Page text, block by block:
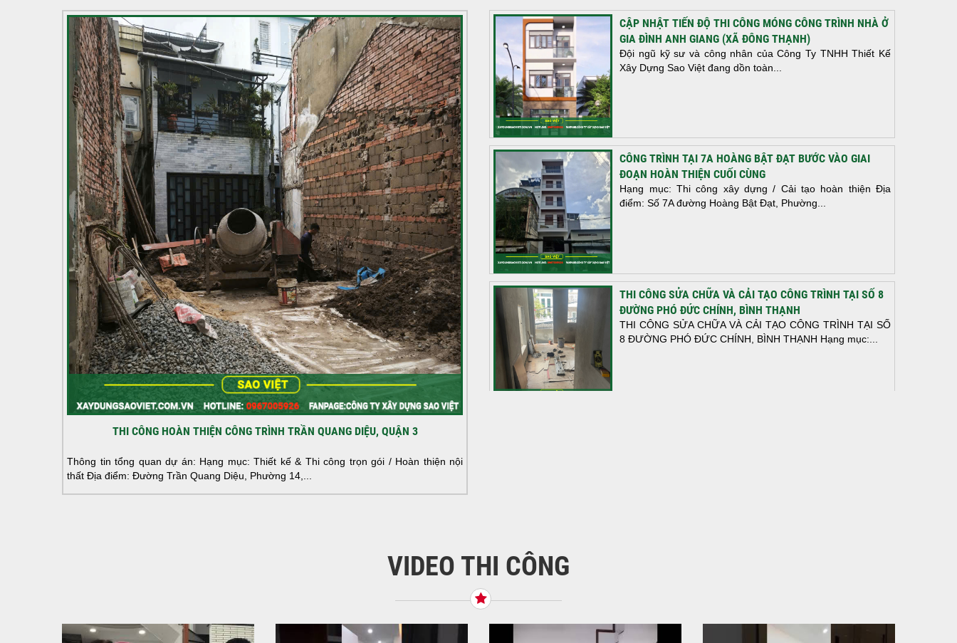
THI CÔNG HOÀN THIỆN CÔNG TRÌNH TRẦN QUANG DIỆU, QUẬN 3
Thông tin tổng quan dự án: Hạng mục: Thiết kế & Thi công trọn gói / Hoàn thiện nội
thất Địa điểm: Đường Trần Quang Diệu, Phường 14,...
CẬP NHẬT TIẾN ĐỘ THI CÔNG MÓNG CÔNG TRÌNH NHÀ Ở
GIA ĐÌNH ANH GIANG (XÃ ĐÔNG THẠNH)
Đội ngũ kỹ sư và công nhân của Công Ty TNHH Thiết Kế
Xây Dựng Sao Việt đang dồn toàn...
CÔNG TRÌNH TẠI 7A HOÀNG BẬT ĐẠT BƯỚC VÀO GIAI
ĐOẠN HOÀN THIỆN CUỐI CÙNG
Hạng mục: Thi công xây dựng / Cải tạo hoàn thiện Địa
điểm: Số 7A đường Hoàng Bật Đạt, Phường...
THI CÔNG SỬA CHỮA VÀ CẢI TẠO CÔNG TRÌNH TẠI SỐ 8
ĐƯỜNG PHÓ ĐỨC CHÍNH, BÌNH THẠNH
THI CÔNG SỬA CHỮA VÀ CẢI TẠO CÔNG TRÌNH TẠI SỐ
8 ĐƯỜNG PHÓ ĐỨC CHÍNH, BÌNH THẠNH Hạng mục:...
VIDEO THI CÔNG